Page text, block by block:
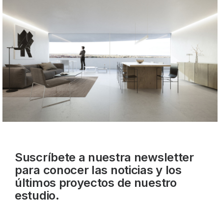
Suscríbete a nuestra newsletter
para conocer las noticias y los
últimos proyectos de nuestro
estudio.